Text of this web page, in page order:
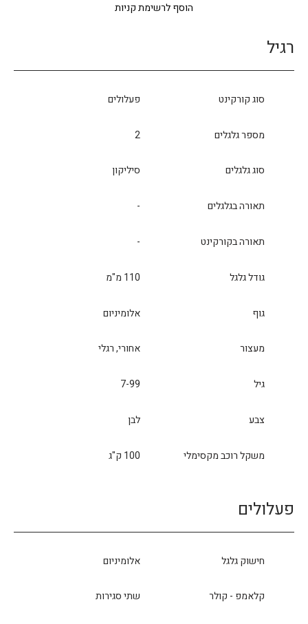
הוסף לרשימת קניות
רגיל
סוג קורקינט פעלולים
מספר גלגלים 2
סוג גלגלים סיליקון
תאורה בגלגלים -
תאורה בקורקינט -
גודל גלגל 110 מ"מ
גוף אלומיניום
מעצור אחורי, רגלי
גיל 7-99
צבע לבן
משקל רוכב מקסימלי 100 ק"ג
פעלולים
חישוק גלגל אלומיניום
קלאמפ - קולר שתי סגירות